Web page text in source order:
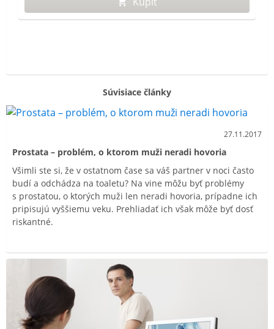
Súvisiace články
27.11.2017
Prostata – problém, o ktorom muži neradi hovoria
Všimli ste si, že v ostatnom čase sa váš partner v noci často
budí a odchádza na toaletu? Na vine môžu byť problémy
s prostatou, o ktorých muži len neradi hovoria, prípadne ich
pripisujú vyššiemu veku. Prehliadať ich však môže byť dosť
riskantné.